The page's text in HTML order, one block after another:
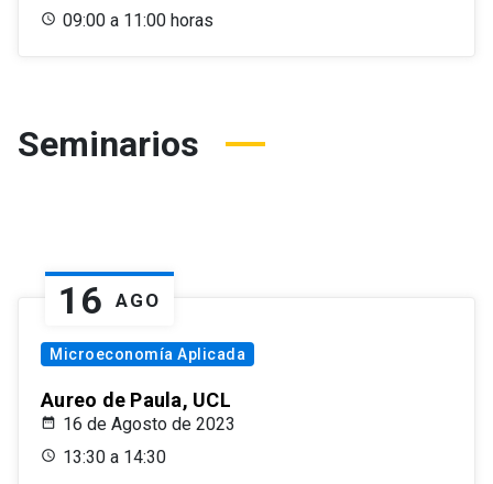
09:00 a 11:00 horas
Seminarios
16 AGO
Microeconomía Aplicada
Aureo de Paula, UCL
16 de Agosto de 2023
13:30 a 14:30